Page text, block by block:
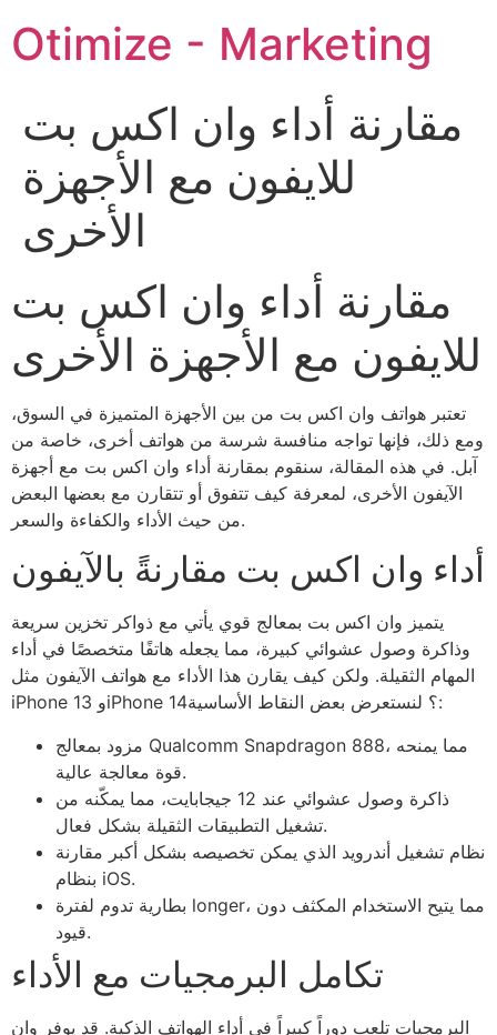
para
Otimize - Marketing
مقارنة أداء وان اكس بت
للايفون مع الأجهزة
الأخرى
مقارنة أداء وان اكس بت
للايفون مع الأجهزة الأخرى
تعتبر هواتف وان اكس بت من بين الأجهزة المتميزة في السوق،
ومع ذلك، فإنها تواجه منافسة شرسة من هواتف أخرى، خاصة من
آبل. في هذه المقالة، سنقوم بمقارنة أداء وان اكس بت مع أجهزة
الآيفون الأخرى، لمعرفة كيف تتفوق أو تتقارن مع بعضها البعض
من حيث الأداء والكفاءة والسعر.
أداء وان اكس بت مقارنةً بالآيفون
يتميز وان اكس بت بمعالج قوي يأتي مع ذواكر تخزين سريعة
وذاكرة وصول عشوائي كبيرة، مما يجعله هاتفًا متخصصًا في أداء
المهام الثقيلة. ولكن كيف يقارن هذا الأداء مع هواتف الآيفون مثل
iPhone 13 وiPhone 14؟ لنستعرض بعض النقاط الأساسية:
مزود بمعالج Qualcomm Snapdragon 888، مما يمنحه
قوة معالجة عالية.
ذاكرة وصول عشوائي عند 12 جيجابايت، مما يمكّنه من
تشغيل التطبيقات الثقيلة بشكل فعال.
نظام تشغيل أندرويد الذي يمكن تخصيصه بشكل أكبر مقارنة
بنظام iOS.
بطارية تدوم لفترة longer، مما يتيح الاستخدام المكثف دون
قيود.
تكامل البرمجيات مع الأداء
البرمجيات تلعب دوراً كبيراً في أداء الهواتف الذكية. قد يوفر وان